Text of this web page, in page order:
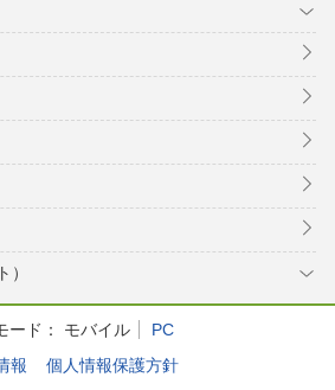
）
ード： モバイル
PC
報
個人情報保護方針